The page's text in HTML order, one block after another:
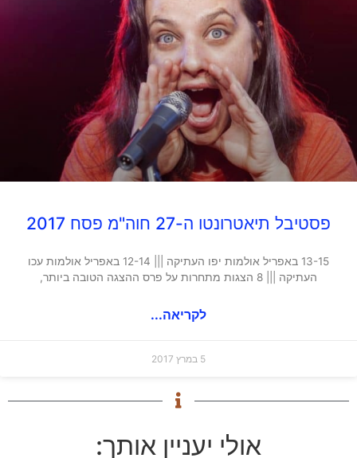
פסטיבל תיאטרונטו ה-27 חוה"מ פסח 2017
13-15 באפריל אולמות יפו העתיקה ||| 12-14 באפריל אולמות עכו
העתיקה ||| 8 הצגות מתחרות על פרס ההצגה הטובה ביותר,
לקריאה...
5 במרץ 2017
אולי יעניין אותך: